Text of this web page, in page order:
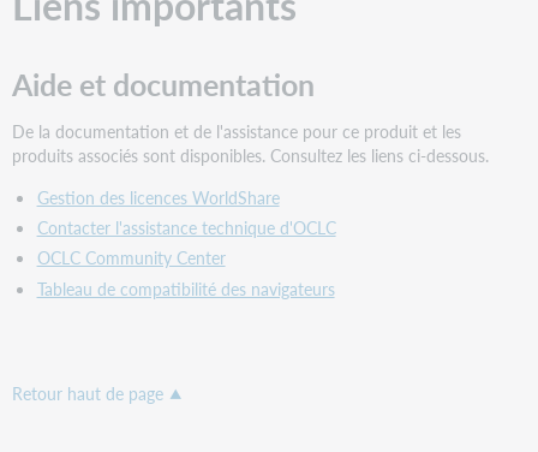
Aide et documentation
De la documentation et de l'assistance pour ce produit et les
produits associés sont disponibles. Consultez les liens ci-dessous.
Gestion des licences WorldShare
Contacter l'assistance technique d'OCLC
OCLC Community Center
Tableau de compatibilité des navigateurs
Retour haut de page